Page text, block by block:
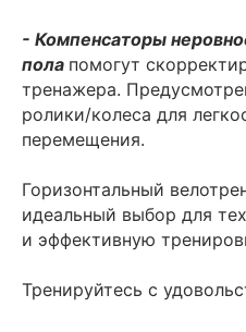
- Компенсаторы
пола помогут
тренажера.
ролики/колеса для
перемещения.
Горизонтальный
идеальный выбор для
и эффективную
Тренируйтесь с